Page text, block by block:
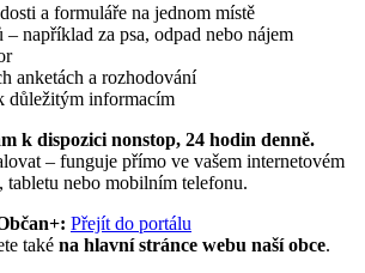
a formuláře na jednom místě
například za psa, odpad nebo nájem
anketách a rozhodování
důležitým informacím
k dispozici nonstop, 24 hodin denně.
– funguje přímo ve vašem internetovém
tabletu nebo mobilním telefonu.
Přejít do portálu
také na hlavní stránce webu naší obce.